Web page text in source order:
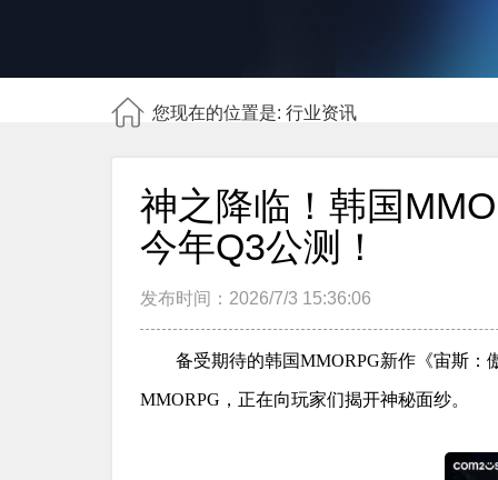
您现在的位置是: 行业资讯
神之降临！韩国
今年Q3公测！
发布时间：2026/7/3 15:36:06
备受期待的韩国MMORPG新作《宙斯
MMORPG，正在向玩家们揭开神秘面纱。